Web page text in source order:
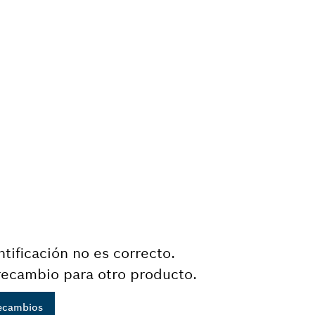
no es correcto.
para otro producto.